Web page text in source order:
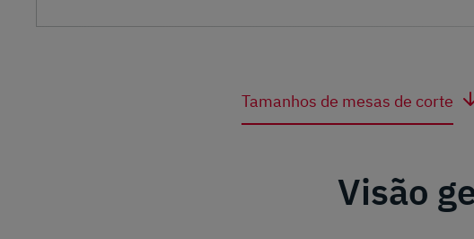
Tamanhos de mesas de corte
Visão